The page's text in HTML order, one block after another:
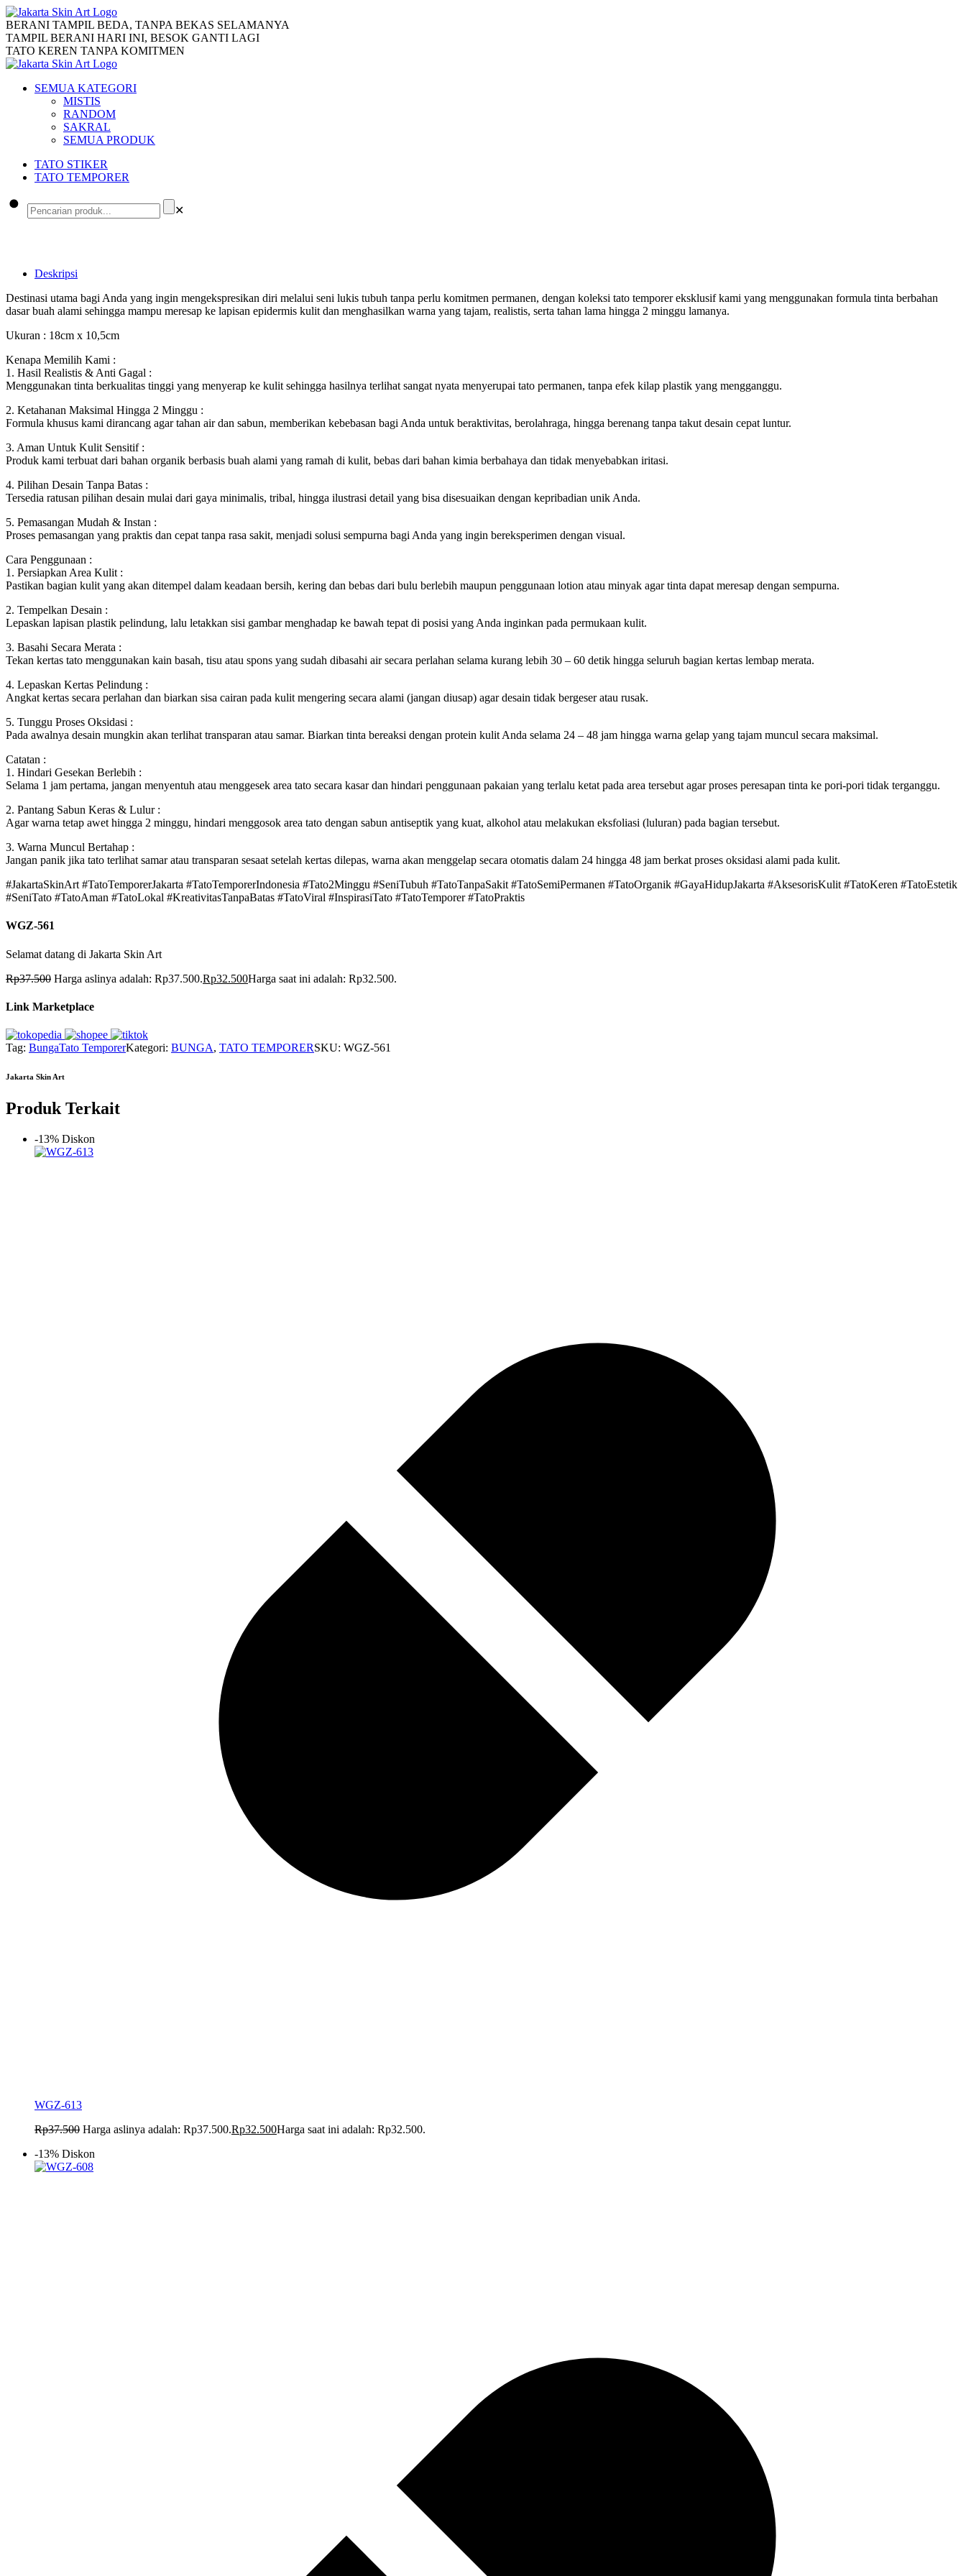
BERANI TAMPIL BEDA, TANPA BEKAS SELAMANYA
TAMPIL BERANI HARI INI, BESOK GANTI LAGI
TATO KEREN TANPA KOMITMEN
SEMUA KATEGORI
MISTIS
RANDOM
SAKRAL
SEMUA PRODUK
TATO STIKER
TATO TEMPORER
✕
Deskripsi
Destinasi utama bagi Anda yang ingin mengekspresikan diri melalui seni lukis tubuh tanpa perlu komitmen permanen, dengan koleksi tato temporer eksklusif kami yang menggunakan formula tinta berbahan
dasar buah alami sehingga mampu meresap ke lapisan epidermis kulit dan menghasilkan warna yang tajam, realistis, serta tahan lama hingga 2 minggu lamanya.
Ukuran : 18cm x 10,5cm
Kenapa Memilih Kami :
1. Hasil Realistis & Anti Gagal :
Menggunakan tinta berkualitas tinggi yang menyerap ke kulit sehingga hasilnya terlihat sangat nyata menyerupai tato permanen, tanpa efek kilap plastik yang mengganggu.
2. Ketahanan Maksimal Hingga 2 Minggu :
Formula khusus kami dirancang agar tahan air dan sabun, memberikan kebebasan bagi Anda untuk beraktivitas, berolahraga, hingga berenang tanpa takut desain cepat luntur.
3. Aman Untuk Kulit Sensitif :
Produk kami terbuat dari bahan organik berbasis buah alami yang ramah di kulit, bebas dari bahan kimia berbahaya dan tidak menyebabkan iritasi.
4. Pilihan Desain Tanpa Batas :
Tersedia ratusan pilihan desain mulai dari gaya minimalis, tribal, hingga ilustrasi detail yang bisa disesuaikan dengan kepribadian unik Anda.
5. Pemasangan Mudah & Instan :
Proses pemasangan yang praktis dan cepat tanpa rasa sakit, menjadi solusi sempurna bagi Anda yang ingin bereksperimen dengan visual.
Cara Penggunaan :
1. Persiapkan Area Kulit :
Pastikan bagian kulit yang akan ditempel dalam keadaan bersih, kering dan bebas dari bulu berlebih maupun penggunaan lotion atau minyak agar tinta dapat meresap dengan sempurna.
2. Tempelkan Desain :
Lepaskan lapisan plastik pelindung, lalu letakkan sisi gambar menghadap ke bawah tepat di posisi yang Anda inginkan pada permukaan kulit.
3. Basahi Secara Merata :
Tekan kertas tato menggunakan kain basah, tisu atau spons yang sudah dibasahi air secara perlahan selama kurang lebih 30 – 60 detik hingga seluruh bagian kertas lembap merata.
4. Lepaskan Kertas Pelindung :
Angkat kertas secara perlahan dan biarkan sisa cairan pada kulit mengering secara alami (jangan diusap) agar desain tidak bergeser atau rusak.
5. Tunggu Proses Oksidasi :
Pada awalnya desain mungkin akan terlihat transparan atau samar. Biarkan tinta bereaksi dengan protein kulit Anda selama 24 – 48 jam hingga warna gelap yang tajam muncul secara maksimal.
Catatan :
1. Hindari Gesekan Berlebih :
Selama 1 jam pertama, jangan menyentuh atau menggesek area tato secara kasar dan hindari penggunaan pakaian yang terlalu ketat pada area tersebut agar proses peresapan tinta ke pori-pori tidak terganggu.
2. Pantang Sabun Keras & Lulur :
Agar warna tetap awet hingga 2 minggu, hindari menggosok area tato dengan sabun antiseptik yang kuat, alkohol atau melakukan eksfoliasi (luluran) pada bagian tersebut.
3. Warna Muncul Bertahap :
Jangan panik jika tato terlihat samar atau transparan sesaat setelah kertas dilepas, warna akan menggelap secara otomatis dalam 24 hingga 48 jam berkat proses oksidasi alami pada kulit.
#JakartaSkinArt #TatoTemporerJakarta #TatoTemporerIndonesia #Tato2Minggu #SeniTubuh #TatoTanpaSakit #TatoSemiPermanen #TatoOrganik #GayaHidupJakarta #AksesorisKulit #TatoKeren #TatoEstetik
#SeniTato #TatoAman #TatoLokal #KreativitasTanpaBatas #TatoViral #InspirasiTato #TatoTemporer #TatoPraktis
WGZ-561
Selamat datang di Jakarta Skin Art
Rp37.500 Harga aslinya adalah: Rp37.500.Rp32.500Harga saat ini adalah: Rp32.500.
Link Marketplace
Tag: BungaTato TemporerKategori: BUNGA, TATO TEMPORERSKU: WGZ-561
Jakarta Skin Art
Produk Terkait
-13% Diskon
WGZ-613
Rp37.500 Harga aslinya adalah: Rp37.500.Rp32.500Harga saat ini adalah: Rp32.500.
-13% Diskon